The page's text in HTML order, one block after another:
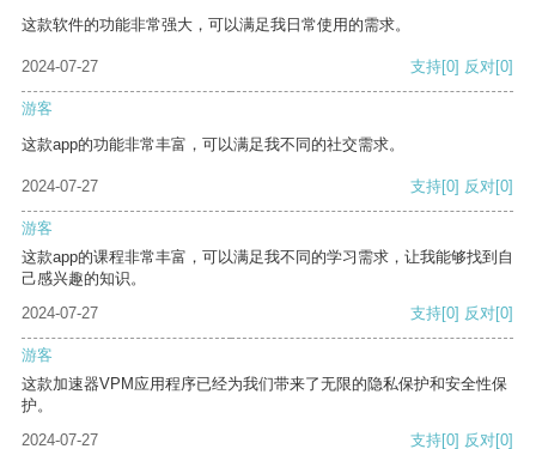
这款软件的功能非常强大，可以满足我日常使用的需求。
2024-07-27 支持[0] 反对[0]
游客
这款app的功能非常丰富，可以满足我不同的社交需求。
2024-07-27 支持[0] 反对[0]
游客
这款app的课程非常丰富，可以满足我不同的学习需求，让我能够找到自
己感兴趣的知识。
2024-07-27
支持[0] 反对[0]
游客
这款加速器VPM应用程序已经为我们带来了无限的隐私保护和安全性保
护。
2024-07-27
支持[0] 反对[0]